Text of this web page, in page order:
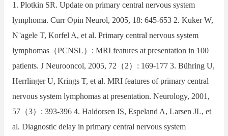
1. Plotkin SR. Update on primary central nervous system
lymphoma. Curr Opin Neurol, 2005, 18: 645-653 2. Kuker W,
N¨agele T, Korfel A, et al. Primary central nervous system
lymphomas（PCNSL）: MRI features at presentation in 100
patients. J Neurooncol, 2005, 72（2）: 169-177 3. Bühring U,
Herrlinger U, Krings T, et al. MRI features of primary central
nervous system lymphomas at presentation. Neurology, 2001,
57（3）: 393-396 4. Haldorsen IS, Espeland A, Larsen JL, et
al. Diagnostic delay in primary central nervous system